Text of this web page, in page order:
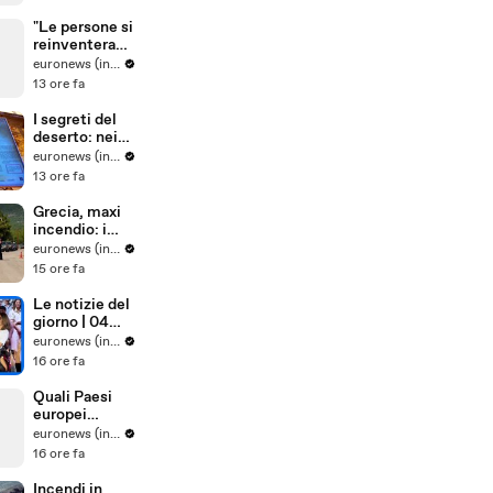
in Europa
"Le persone si
reinventerann
o": il sarto
portoghese
tradizione
degli abiti su
misura
euronews (in Italiano)
13 ore fa
I segreti del
deserto: nei
paesaggi
antichi e nelle
dell'Uzbekista
n
euronews (in Italiano)
13 ore fa
Grecia, maxi
incendio: i
vigili del
fuoco
le fiamme
spinte dal
vento
euronews (in Italiano)
15 ore fa
Le notizie del
giorno | 04
agosto 2026 -
Pomeridiane
euronews (in Italiano)
16 ore fa
Quali Paesi
europei
sostengono
maggiorment
dell'Ucraina
euronews (in Italiano)
16 ore fa